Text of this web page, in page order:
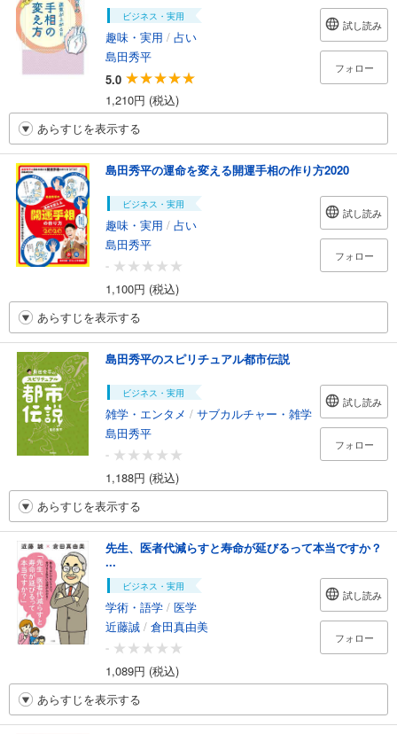
ビジネス・実用
趣味・実用 / 占い
島田秀平
5.0
1,210円 (税込)
試し読み
フォロー
あらすじを表示する
島田秀平の運命を変える開運手相の作り方2020
ビジネス・実用
趣味・実用 / 占い
島田秀平
-
1,100円 (税込)
試し読み
フォロー
あらすじを表示する
島田秀平のスピリチュアル都市伝説
ビジネス・実用
雑学・エンタメ / サブカルチャー・雑学
島田秀平
-
1,188円 (税込)
試し読み
フォロー
あらすじを表示する
先生、医者代減らすと寿命が延びるって本当ですか？
...
ビジネス・実用
学術・語学 / 医学
近藤誠 / 倉田真由美
-
1,089円 (税込)
試し読み
フォロー
あらすじを表示する